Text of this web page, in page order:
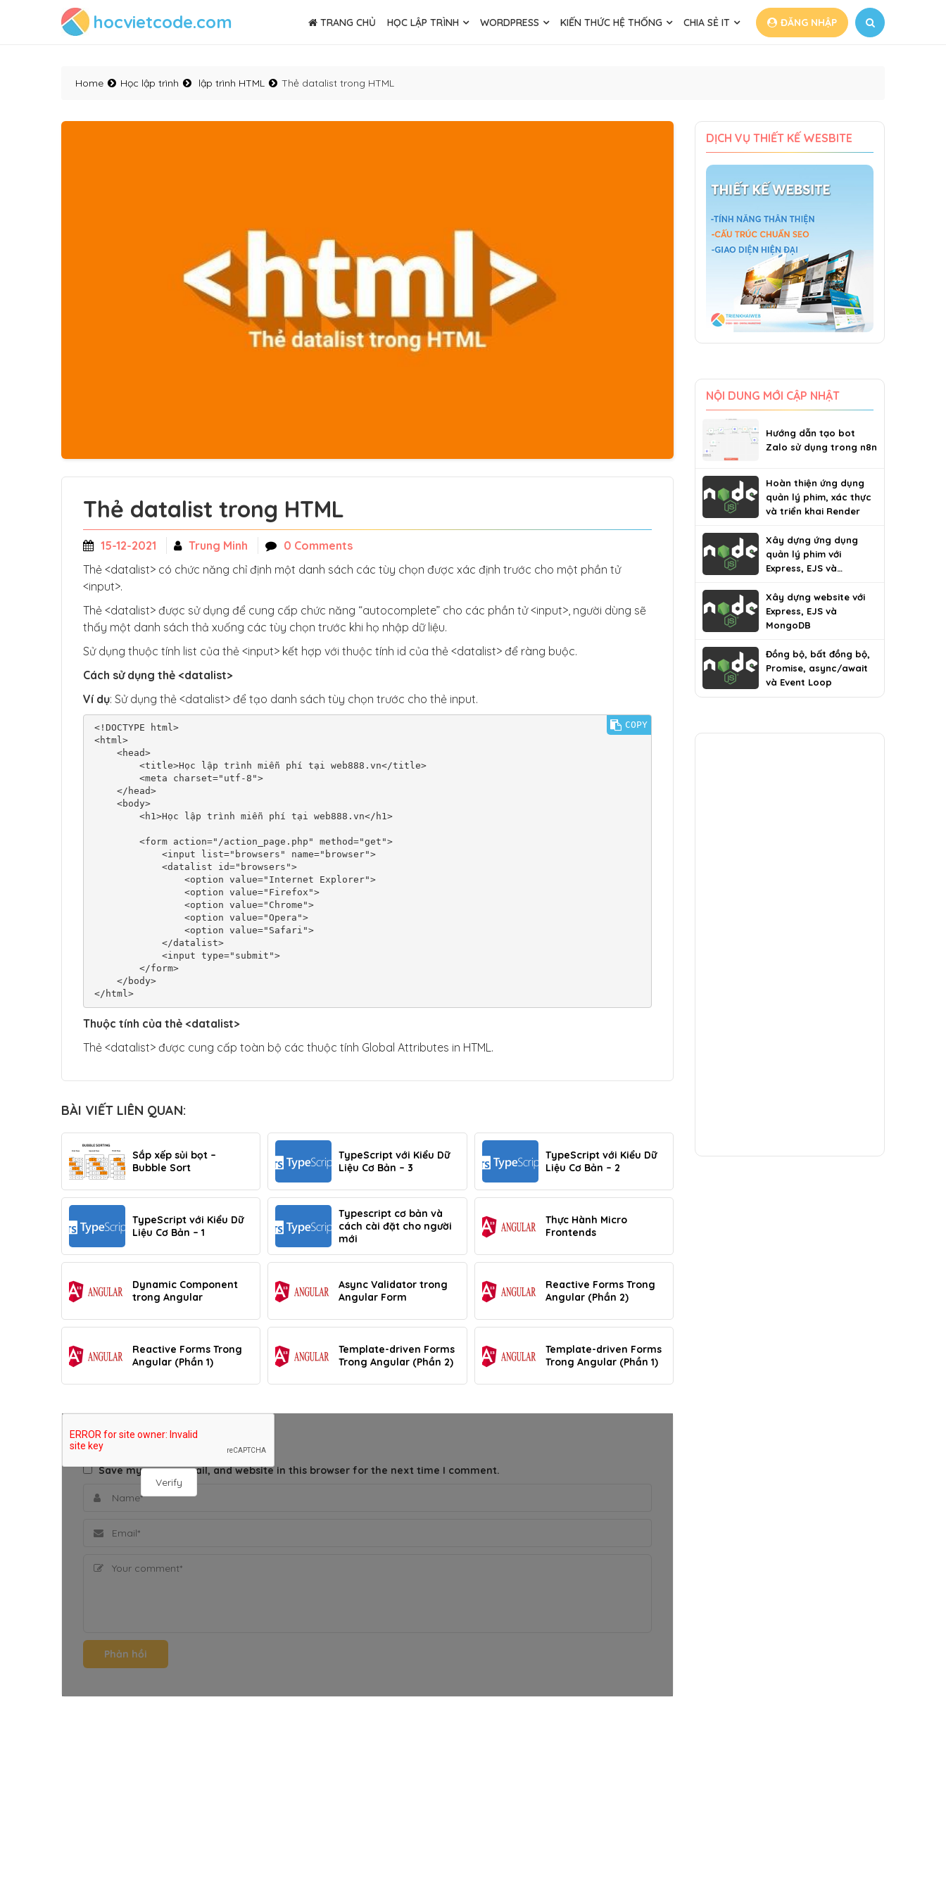
hocvietcode.com TRANG CHỦ HỌC LẬP TRÌNH WORDPRESS KIẾN THỨC HỆ THỐNG CHIA SẺ IT ĐĂNG NHẬP
Home Học lập trình lập trình HTML Thẻ datalist trong HTML
Thẻ datalist trong HTML
15-12-2021 Trung Minh
0 Comments
Thẻ <datalist> có chức năng chỉ định một danh sách các tùy chọn được xác định trước cho một phần tử
<input>.
Thẻ <datalist> được sử dụng để cung cấp chức năng “autocomplete” cho các phần tử <input>, người dùng sẽ
thấy một danh sách thả xuống các tùy chọn trước khi họ nhập dữ liệu.
Sử dụng thuộc tính list của thẻ <input> kết hợp với thuộc tính id của thẻ <datalist> để ràng buộc.
Cách sử dụng thẻ <datalist>
Ví dụ: Sử dụng thẻ <datalist> để tạo danh sách tùy chọn trước cho thẻ input.
<!DOCTYPE html>
<html>
</html>
COPY
Thuộc tính của thẻ <datalist>
Thẻ <datalist> được cung cấp toàn bộ các thuộc tính Global Attributes in HTML.
BÀI VIẾT LIÊN QUAN:
Sắp xếp sủi bọt –
Bubble Sort
TypeScript với Kiểu Dữ
Liệu Cơ Bản – 3
TypeScript với Kiểu Dữ
Liệu Cơ Bản – 2
TypeScript với Kiểu Dữ
Liệu Cơ Bản – 1
Typescript cơ bản và
cách cài đặt cho người
mới
Thực Hành Micro
Frontends
Dynamic Component
trong Angular
Async Validator trong
Angular Form
Reactive Forms Trong
Angular (Phần 2)
Reactive Forms Trong
Angular (Phần 1)
Template-driven Forms
Trong Angular (Phần 2)
Template-driven Forms
Trong Angular (Phần 1)
Verify
THÊM BÌNH LUẬN
Save my name, email, and website in this browser for the next time I comment.
DỊCH VỤ THIẾT KẾ WESBITE
NỘI DUNG MỚI CẬP NHẬT
Hướng dẫn tạo bot
Zalo sử dụng trong n8n
Hoàn thiện ứng dụng
quản lý phim, xác thực
và triển khai Render
Xây dựng ứng dụng
quản lý phim với
Express, EJS và
Xây dựng website với
Express, EJS và
MongoDB
Đồng bộ, bất đồng bộ,
Promise, async/await
và Event Loop